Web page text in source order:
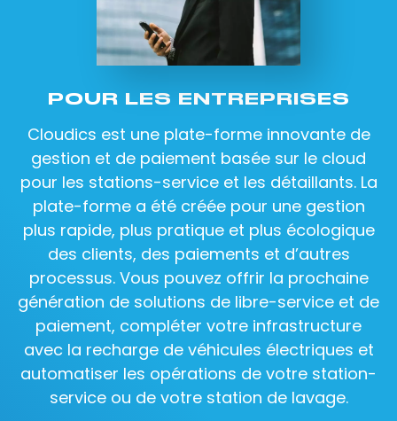
POUR LES ENTREPRISES
Cloudics est une plate-forme innovante de
gestion et de paiement basée sur le cloud
pour les stations-service et les détaillants. La
plate-forme a été créée pour une gestion
plus rapide, plus pratique et plus écologique
des clients, des paiements et d’autres
processus. Vous pouvez offrir la prochaine
génération de solutions de libre-service et de
paiement, compléter votre infrastructure
avec la recharge de véhicules électriques et
automatiser les opérations de votre station-
service ou de votre station de lavage.